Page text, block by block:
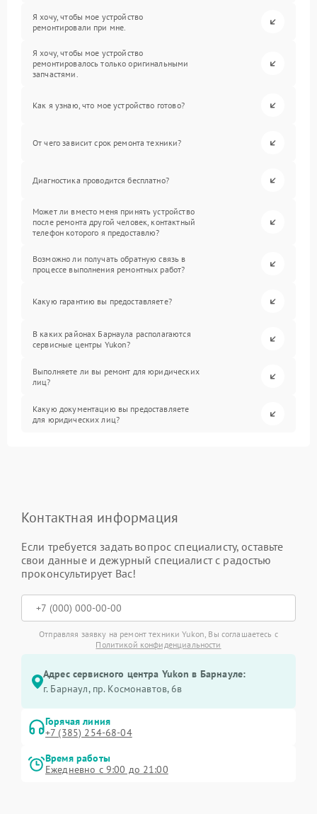
Я хочу, чтобы мое устройство
ремонтировали при мне.
Я хочу, чтобы мое устройство
ремонтировалось только оригинальными
запчастями.
Как я узнаю, что мое устройство готово?
От чего зависит срок ремонта техники?
Диагностика проводится бесплатно?
Может ли вместо меня принять устройство
после ремонта другой человек, контактный
телефон которого я предоставлю?
Возможно ли получать обратную связь в
процессе выполнения ремонтных работ?
Какую гарантию вы предоставляете?
В каких районах Барнаула располагаются
сервисные центры Yukon?
Выполняете ли вы ремонт для юридических
лиц?
Какую документацию вы предоставляете
для юридических лиц?
Контактная информация
Если требуется задать вопрос специалисту, оставьте
свои данные и дежурный специалист с радостью
проконсультирует Вас!
Отправляя заявку на ремонт техники Yukon, Вы соглашаетесь с
Политикой конфиденциальности
Адрес сервисного центра Yukon в Барнауле:
г. Барнаул, ​пр. Космонавтов, 6в
Горячая линия
+7 (385) 254-68-04
Время работы
Ежедневно с 9:00 до 21:00